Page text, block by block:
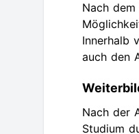
Nach
Innerhalb
auch den
Nach der
Studium